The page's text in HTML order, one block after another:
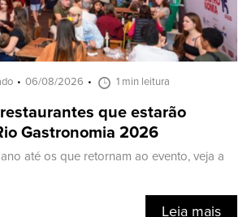
06/08/2026 1 min leitura
que estarão
Gastronomia 2026
até os que retornam ao evento, veja a
Leia mais